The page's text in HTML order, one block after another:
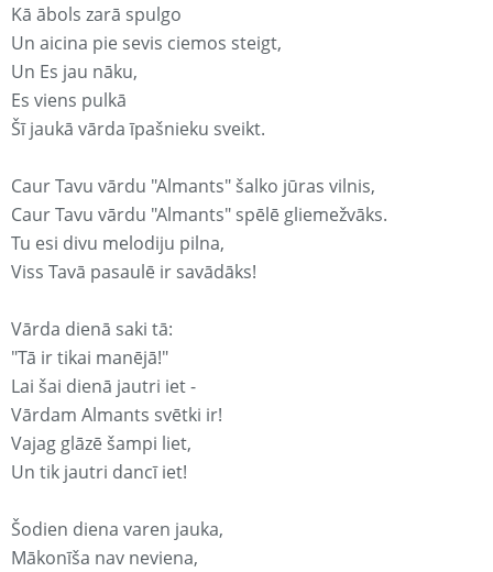
Kā ābols zarā spulgo
Un aicina pie sevis ciemos steigt,
Un Es jau nāku,
Es viens pulkā
Šī jaukā vārda īpašnieku sveikt.
Caur Tavu vārdu "Almants" šalko jūras vilnis,
Caur Tavu vārdu "Almants" spēlē gliemežvāks.
Tu esi divu melodiju pilna,
Viss Tavā pasaulē ir savādāks!
Vārda dienā saki tā:
"Tā ir tikai manējā!"
Lai šai dienā jautri iet -
Vārdam Almants svētki ir!
Vajag glāzē šampi liet,
Un tik jautri dancī iet!
Šodien diena varen jauka,
Mākonīša nav neviena,